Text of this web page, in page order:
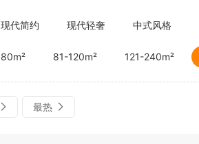
现代简约 现代轻奢 中式风格
80m² 81-120m² 121-240m²
最热